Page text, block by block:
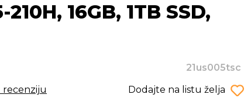
16GB, 1TB SSD,
21us005tsc
recenziju
Dodajte na listu želja